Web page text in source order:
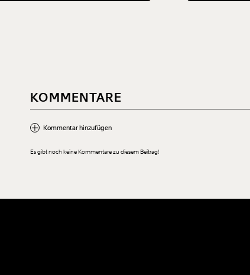
KOMMENTARE
Kommentar hinzufügen
Es gibt noch keine Kommentare zu diesem Beitrag!